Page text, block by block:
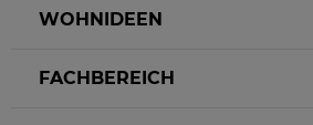
WOHNIDEEN
FACHBEREICH